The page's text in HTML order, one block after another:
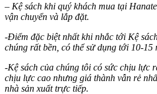
– Kệ sách khi quý khách mua tại
vận chuyển và lắp đặt.
-Điểm đặc biệt nhất khi nhắc tới Kệ
chúng rất bền, có thể sử dụng tới 10-15
-Kệ sách của chúng tôi có sức chịu lực
chịu lực cao nhưng giá thành vẫn rẻ
nhà sản xuất trực tiếp.